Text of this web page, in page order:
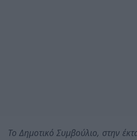
Το Δημοτικό Συμβούλιο, στην